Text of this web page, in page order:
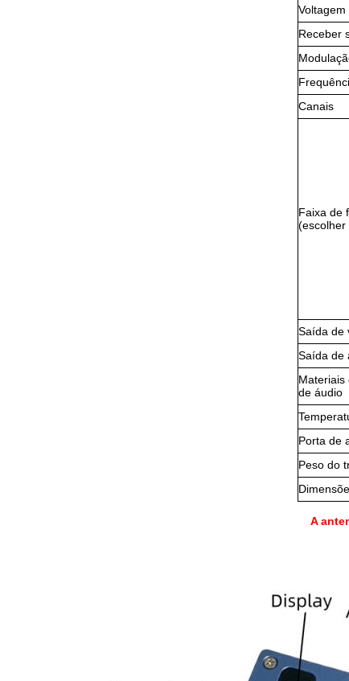
Voltagem
Receber
Canais
Faixa de
(escolher
Saída de
Saída de
Materiais
de áudio
Porta de
Peso do
A